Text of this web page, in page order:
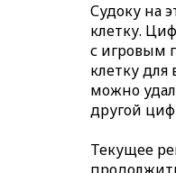
Судоку на
клетку.
с игровым
клетку
можно
другой
Текущее